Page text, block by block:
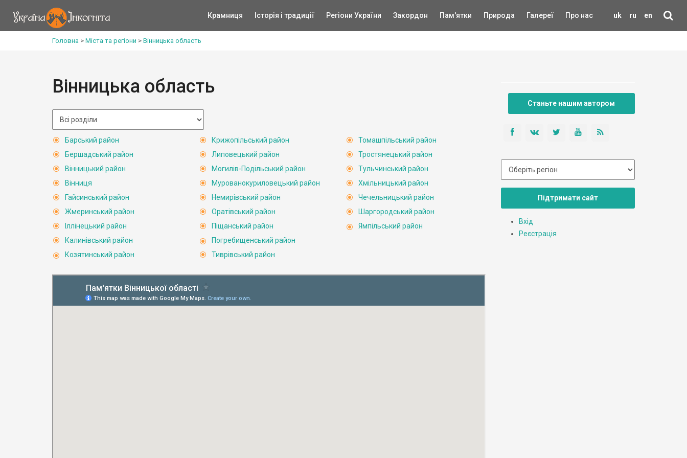
uk ru en
Крамниця Історія і традиції Регіони України Закордон Пам'ятки Природа Галереї Про нас
Головна > Міста та регіони > Вінницька область
Вінницька область
Барський район
Бершадський район
Вінницький район
Вінниця
Гайсинський район
Жмеринський район
Іллінецький район
Калинівський район
Козятинський район
Крижопільський район
Липовецький район
Могилів-Подільський район
Мурованокуриловецький район
Немирівський район
Оратівський район
Піщанський район
Погребищенський район
Тиврівський район
Томашпільський район
Тростянецький район
Тульчинський район
Хмільницький район
Чечельницький район
Шаргородський район
Ямпільський район
Станьте нашим автором
Підтримати сайт
Вхід
Реєстрація